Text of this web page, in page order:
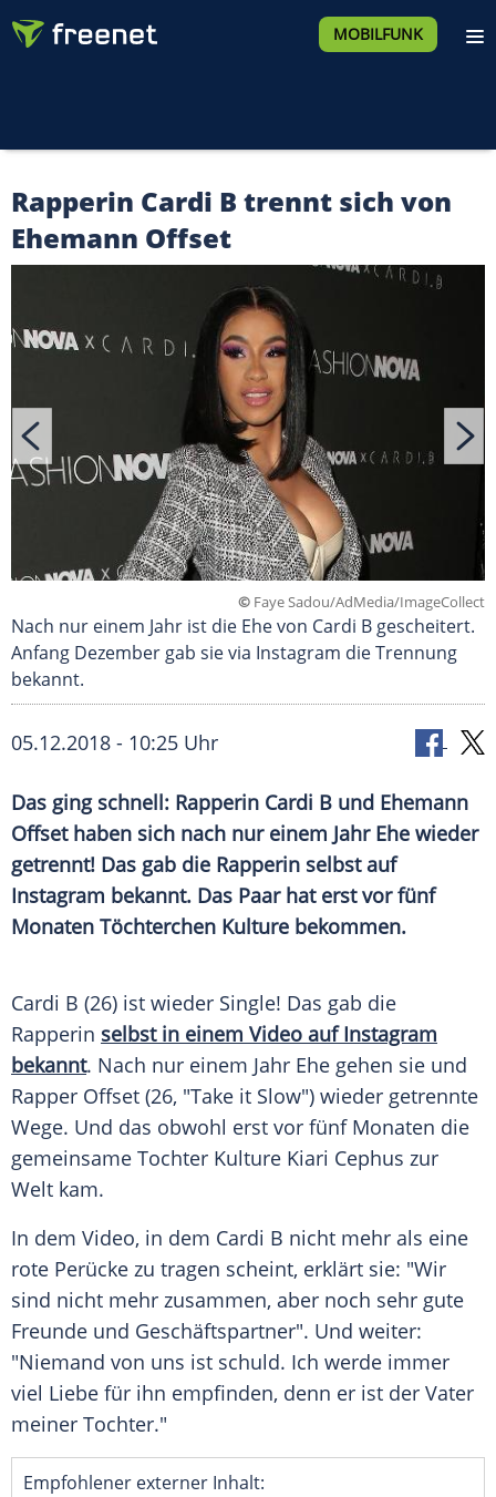
MOBILFUNK
Rapperin Cardi B trennt sich von
Ehemann Offset
© Faye Sadou/AdMedia/ImageCollect
Nach nur einem Jahr ist die Ehe von Cardi B gescheitert.
Anfang Dezember gab sie via Instagram die Trennung
bekannt.
05.12.2018 - 10:25 Uhr
Das ging schnell: Rapperin Cardi B und Ehemann
Offsethaben sich nach nur einem Jahr Ehe wieder
getrennt! Das gab die Rapperin selbst auf
Instagram bekannt. Das Paar hat erst vor fünf
Monaten Töchterchen Kulture bekommen.
Cardi B (26) ist wieder Single! Das gab die
Rapperin selbst in einem Video auf Instagram
bekannt. Nach nur einem Jahr Ehe gehen sie und
Rapper Offset (26, "Take it Slow") wieder getrennte
Wege. Und das obwohl erst vor fünf Monaten die
gemeinsame Tochter Kulture Kiari Cephus zur
Welt kam.
In dem Video, in dem Cardi B nicht mehr als eine
rote Perücke zu tragen scheint, erklärt sie: "Wir
sind nicht mehr zusammen, aber noch sehr gute
Freunde und Geschäftspartner". Und weiter:
"Niemand von uns ist schuld. Ich werde immer
viel Liebe für ihn empfinden, denn er ist der Vater
meiner Tochter."
Empfohlener externer Inhalt: